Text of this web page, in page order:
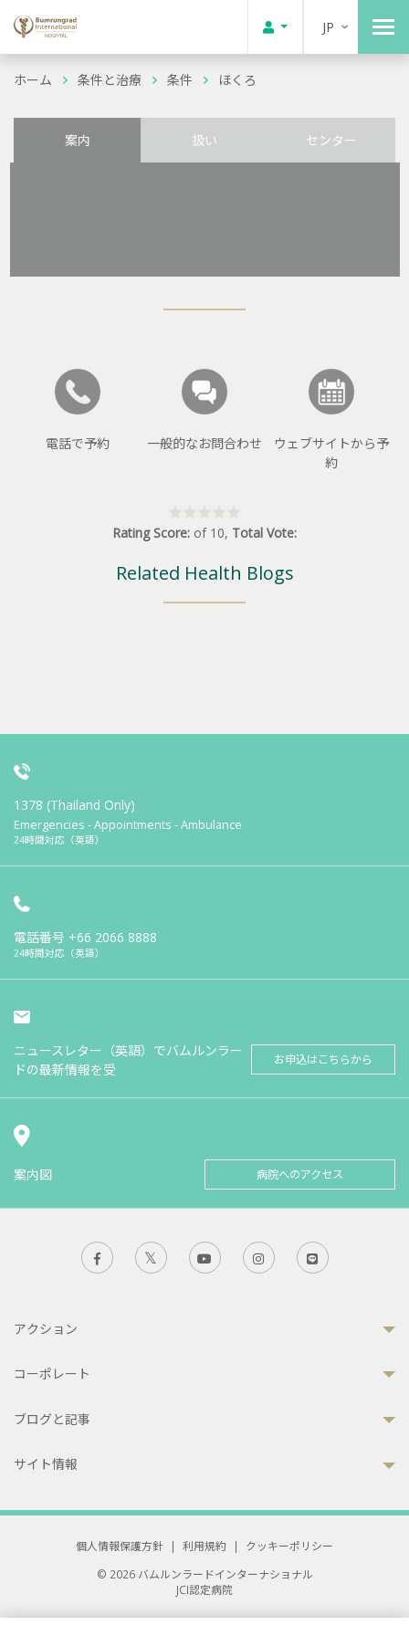
JP
ホーム 条件と治療 条件 ほくろ
案内 扱い センター
電話で予約 一般的なお問合わせ
ウェブサイトから予
約
Rating Score: of 10, Total Vote:
Related Health Blogs
1378 (Thailand Only)
Emergencies - Appointments - Ambulance
24時間対応（英語）
電話番号 +66 2066 8888
24時間対応（英語）
ニュースレター（英語）でバムルンラー
ドの最新情報を受
お申込はこちらから
案内図 病院へのアクセス
アクション
コーポレート
ブログと記事
サイト情報
個人情報保護方針 | 利用規約 |
クッキーポリシー
© 2026 バムルンラードインターナショナル
JCI認定病院